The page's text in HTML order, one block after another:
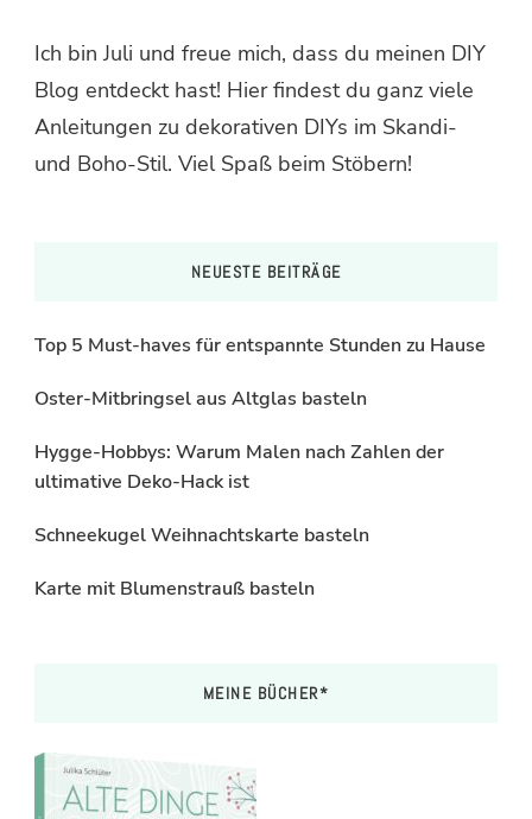
Ich bin Juli und freue mich, dass du meinen DIY
Blog entdeckt hast! Hier findest du ganz viele
Anleitungen zu dekorativen DIYs im Skandi-
und Boho-Stil. Viel Spaß beim Stöbern!
NEUESTE BEITRÄGE
Top 5 Must-haves für entspannte Stunden zu Hause
Oster-Mitbringsel aus Altglas basteln
Hygge-Hobbys: Warum Malen nach Zahlen der
ultimative Deko-Hack ist
Schneekugel Weihnachtskarte basteln
Karte mit Blumenstrauß basteln
MEINE BÜCHER*